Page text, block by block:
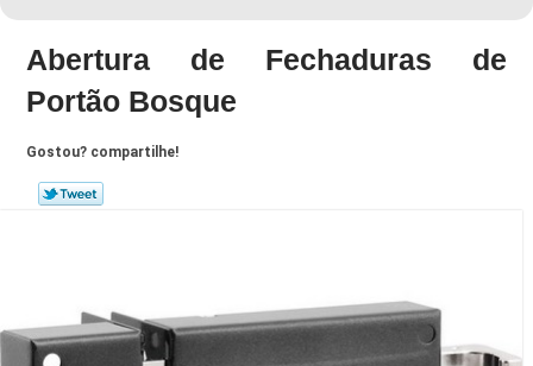
Abertura de Fechaduras de
Portão Bosque
Gostou? compartilhe!